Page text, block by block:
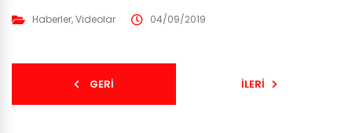
Haberler,Videolar 04/09/2019
GERI İLERI